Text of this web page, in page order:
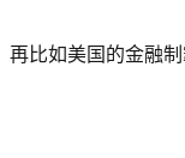
比如美国的金融